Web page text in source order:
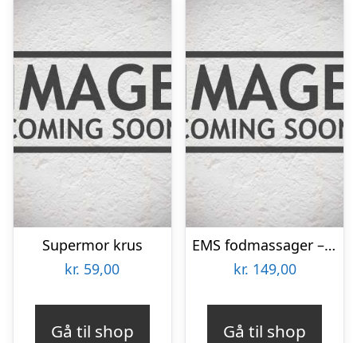
Supermor krus
kr. 59,00
Gå til shop
EMS fodmassager – Elektrostimulator
kr. 149,00
Gå til shop